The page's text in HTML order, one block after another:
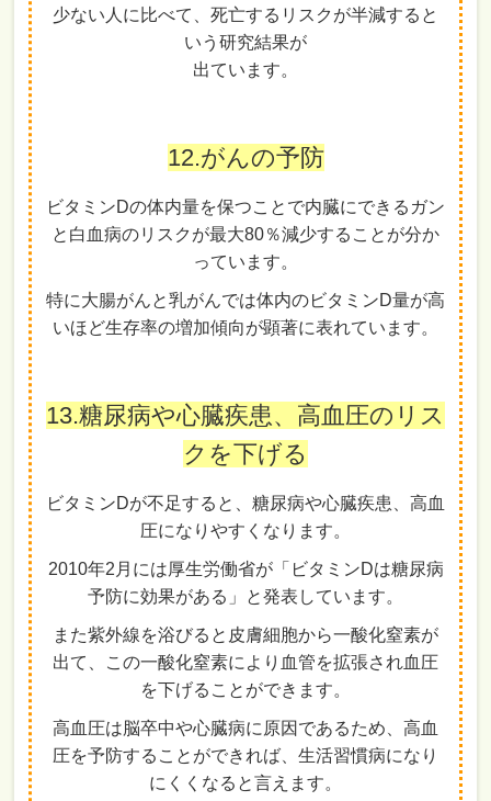
少ない人に比べて、死亡するリスクが半減すると
いう研究結果が
出ています。
12.がんの予防
ビタミンDの体内量を保つことで内臓にできるガン
と白血病のリスクが最大80％減少することが分か
っています。
特に大腸がんと乳がんでは体内のビタミンD量が高
いほど生存率の増加傾向が顕著に表れています。
13.糖尿病や心臓疾患、高血圧のリス
クを下げる
ビタミンDが不足すると、糖尿病や心臓疾患、高血
圧になりやすくなります。
2010年2月には厚生労働省が「ビタミンDは糖尿病
予防に効果がある」と発表しています。
また紫外線を浴びると皮膚細胞から一酸化窒素が
出て、この一酸化窒素により血管を拡張され血圧
を下げることができます。
高血圧は脳卒中や心臓病に原因であるため、高血
圧を予防することができれば、生活習慣病になり
にくくなると言えます。